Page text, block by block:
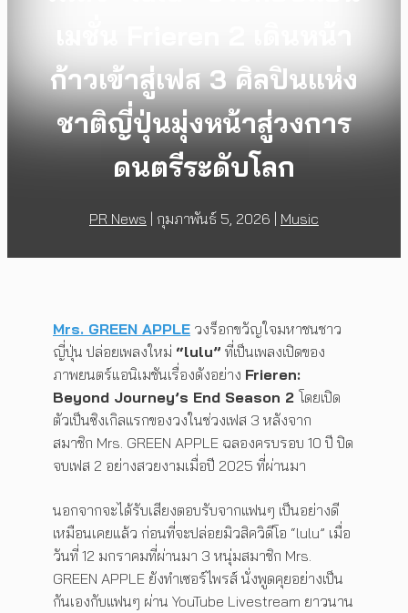
ก้าวเข้าสู่เฟส 3 ศิลปินแห่ง
ชาติญี่ปุ่นมุ่งหน้าสู่วงการ
ดนตรีระดับโลก
PR News | กุมภาพันธ์ 5, 2026 | Music
Mrs. GREEN APPLE วงร็อกขวัญใจมหาชนชาว
ญี่ปุ่น ปล่อยเพลงใหม่ “lulu” ที่เป็นเพลงเปิดของ
ภาพยนตร์แอนิเมชันเรื่องดังอย่าง Frieren:
Beyond Journey’s End Season 2 โดยเปิด
ตัวเป็นซิงเกิลแรกของวงในช่วงเฟส 3 หลังจาก
สมาชิก Mrs. GREEN APPLE ฉลองครบรอบ 10 ปี ปิด
จบเฟส 2 อย่างสวยงามเมื่อปี 2025 ที่ผ่านมา
นอกจากจะได้รับเสียงตอบรับจากแฟนๆ เป็นอย่างดี
เหมือนเคยแล้ว ก่อนที่จะปล่อยมิวสิควิดีโอ “lulu” เมื่อ
วันที่ 12 มกราคมที่ผ่านมา 3 หนุ่มสมาชิก Mrs.
GREEN APPLE ยังทำเซอร์ไพรส์ นั่งพูดคุยอย่างเป็น
กันเองกับแฟนๆ ผ่าน YouTube Livestream ยาวนาน